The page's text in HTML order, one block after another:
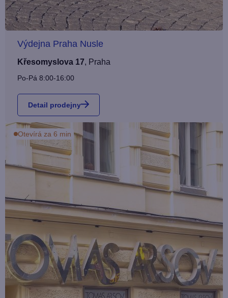
Výdejna Praha Nusle
Křesomyslova 17, Praha
Po-Pá 8:00-16:00
Detail prodejny
Otevírá za 6 min